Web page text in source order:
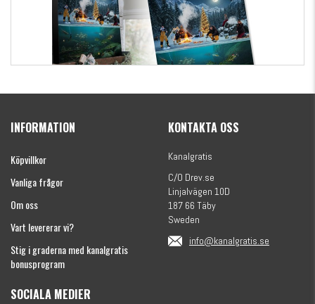
(julkalender)
INFORMATION
Köpvillkor
Vanliga frågor
Om oss
Vart levererar vi?
Stig i graderna med kanalgratis
bonusprogram
KONTAKTA OSS
Kanalgratis
C/O Drev.se
Linjalvägen 10D
187 66 Täby
Sweden
info@kanalgratis.se
SOCIALA MEDIER